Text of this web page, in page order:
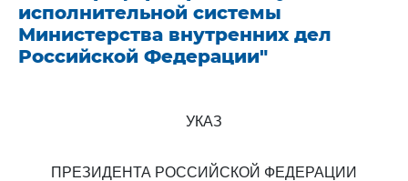
исполнительной системы
Министерства внутренних дел
Российской Федерации"
УКАЗ
ПРЕЗИДЕНТА РОССИЙСКОЙ ФЕДЕРАЦИИ